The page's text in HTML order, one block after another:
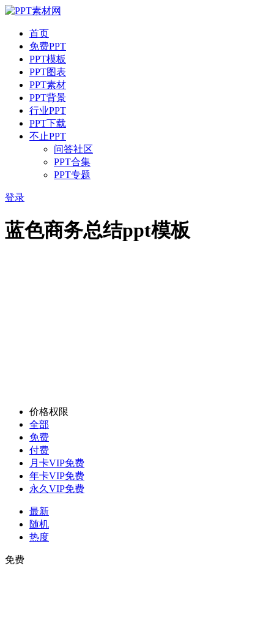
首页
免费PPT
PPT模板
PPT图表
PPT素材
PPT背景
行业PPT
PPT下载
不止PPT
问答社区
PPT合集
PPT专题
登录
蓝色商务总结ppt模板
价格权限
全部
免费
付费
月卡VIP免费
年卡VIP免费
永久VIP免费
最新
随机
热度
免费